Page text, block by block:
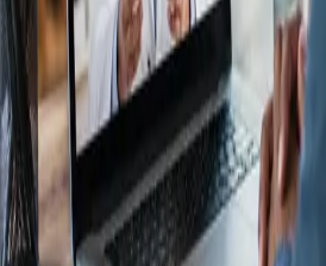
Psicología Clínica
From
€120
Duration
45 min